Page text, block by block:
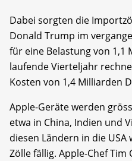
Dabei sorgten die
Donald Trump im
für eine Belastung von 1,1
laufende Vierteljahr
Kosten von 1,4 Milliarden
Apple-Geräte werden
etwa in China, Indien und
diesen Ländern in die
Zölle fällig. Apple-Chef Tim